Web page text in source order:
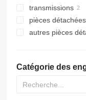
contre-seps
disques
couteaux
pignons
versoirs
autres
moyeux
roues
autres pièces
filtres
revêtements
transmissions
roulements à
pièces
câbles
autres pièces
fixations
Catégorie des